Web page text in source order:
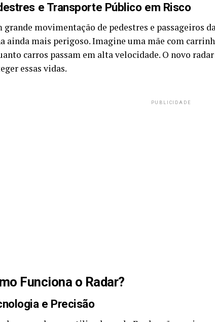
e Transporte Público em Risco
grande movimentação de pedestres e passageiros
ainda mais perigoso. Imagine uma mãe com
carros passam em alta velocidade. O novo
essas vidas.
PUBLICIDADE
Funciona o Radar?
e Precisão